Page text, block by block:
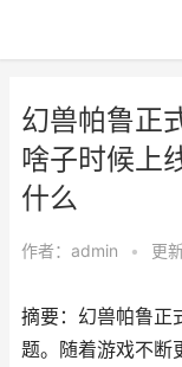
幻兽帕鲁正
啥子时候上
什么
作者： admin • 更
摘要：幻兽帕鲁正
题。随着游戏不断